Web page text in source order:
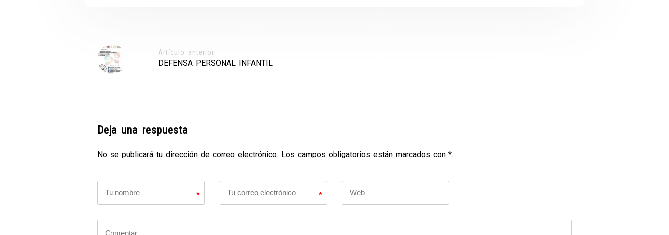
Artículo anterior
DEFENSA PERSONAL INFANTIL
Deja una respuesta
No se publicará tu dirección de correo electrónico. Los campos obligatorios están marcados con *.
* *